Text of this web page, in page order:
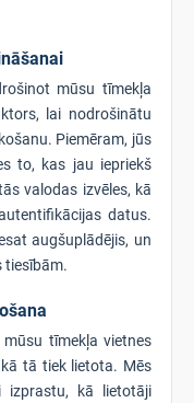
mūsu tīmekļa
lai nodrošinātu
Piemēram, jūs
to, kas jau iepriekš
valodas izvēles, kā
datus.
augšuplādējis, un
tiesībām.
tīmekļa vietnes
tā tiek lietota. Mēs
izprastu, kā lietotāji